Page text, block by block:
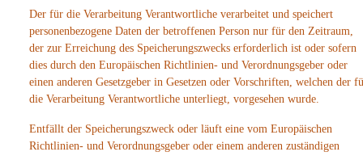
Der für die Verarbeitung Verantwortliche verarbeitet und speichert
personenbezogene Daten der betroffenen Person nur für den Zeitraum,
der zur Erreichung des Speicherungszwecks erforderlich ist oder sofern
dies durch den Europäischen Richtlinien- und Verordnungsgeber oder
einen anderen Gesetzgeber in Gesetzen oder Vorschriften, welchen der
die Verarbeitung Verantwortliche unterliegt, vorgesehen wurde.
Entfällt der Speicherungszweck oder läuft eine vom Europäischen
Richtlinien- und Verordnungsgeber oder einem anderen zuständigen